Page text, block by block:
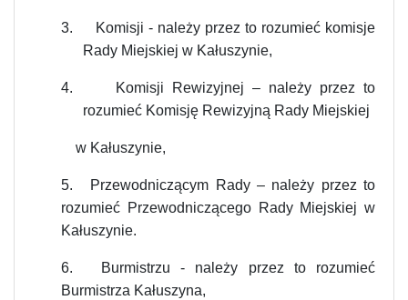
3.
Komisji - należy przez to rozumieć komisje
Rady Miejskiej w Kałuszynie,
4.
Komisji Rewizyjnej – należy przez to
rozumieć Komisję Rewizyjną Rady Miejskiej
w Kałuszynie,
5.
Przewodniczącym Rady – należy przez to
rozumieć Przewodniczącego Rady Miejskiej w
Kałuszynie.
6.
Burmistrzu - należy przez to rozumieć
Burmistrza Kałuszyna,